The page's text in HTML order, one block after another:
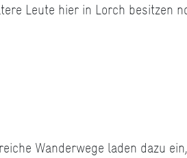
Leute hier in Lorch besitzen
Wanderwege laden dazu